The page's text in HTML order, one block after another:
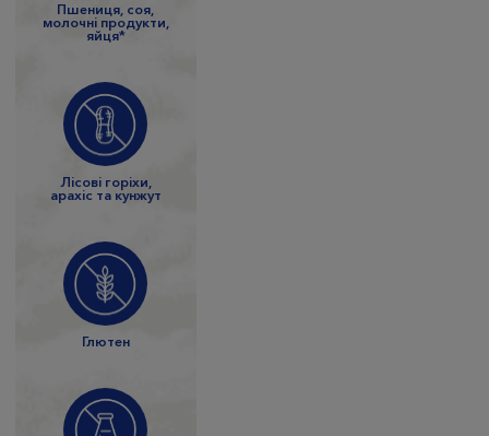
Пшениця, соя,
молочні продукти,
яйця*
Лісові горіхи,
арахіс та кунжут
Глютен